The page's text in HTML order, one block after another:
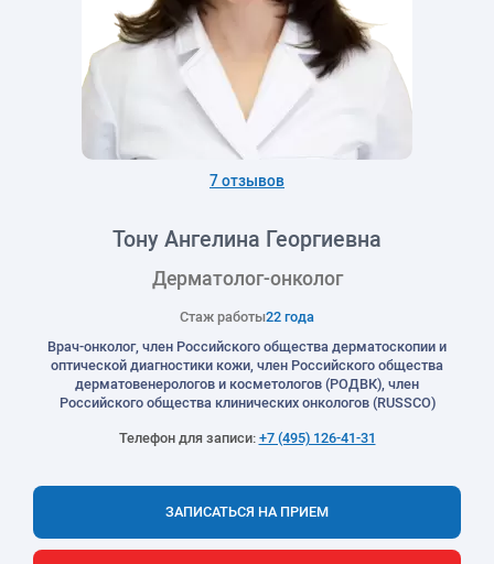
7 отзывов
Тону Ангелина Георгиевна
Дерматолог-онколог
Стаж работы22 года
Врач-онколог, член Российского общества дерматоскопии и
оптической диагностики кожи, член Российского общества
дерматовенерологов и косметологов (РОДВК), член
Российского общества клинических онкологов (RUSSCO)
Телефон для записи:+7 (495) 126-41-31
ЗАПИСАТЬСЯ НА ПРИЕМ